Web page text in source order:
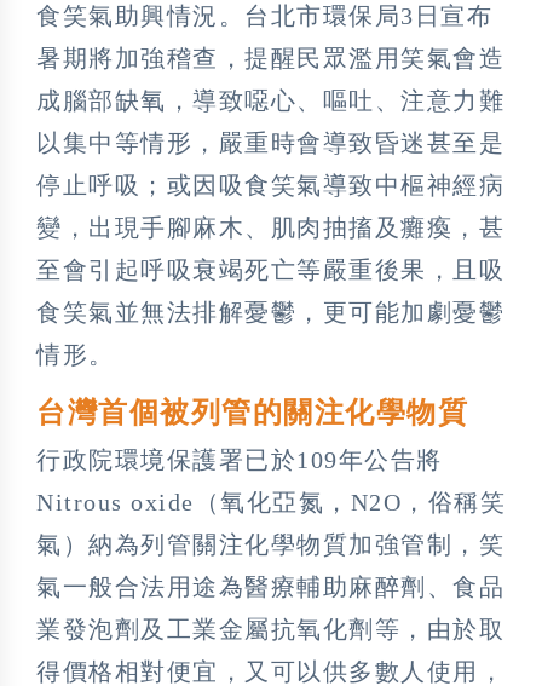
食笑氣助興情況。台北市環保局3日宣布
暑期將加強稽查，提醒民眾濫用笑氣會造
成腦部缺氧，導致噁心、嘔吐、注意力難
以集中等情形，嚴重時會導致昏迷甚至是
停止呼吸；或因吸食笑氣導致中樞神經病
變，出現手腳麻木、肌肉抽搐及癱瘓，甚
至會引起呼吸衰竭死亡等嚴重後果，且吸
食笑氣並無法排解憂鬱，更可能加劇憂鬱
情形。
台灣首個被列管的關注化學物質
行政院環境保護署已於109年公告將
Nitrous oxide（氧化亞氮，N2O，俗稱笑
氣）納為列管關注化學物質加強管制，笑
氣一般合法用途為醫療輔助麻醉劑、食品
業發泡劑及工業金屬抗氧化劑等，由於取
得價格相對便宜，又可以供多數人使用，